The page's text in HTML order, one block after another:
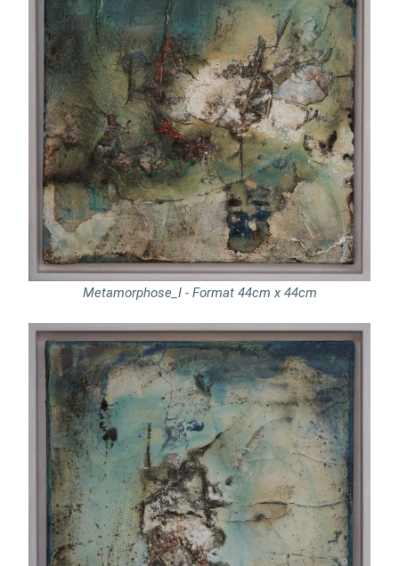
Metamorphose_I - Format 44cm x 44cm